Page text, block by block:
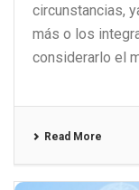
circunstancias,
más o los
considerarlo el
Read More